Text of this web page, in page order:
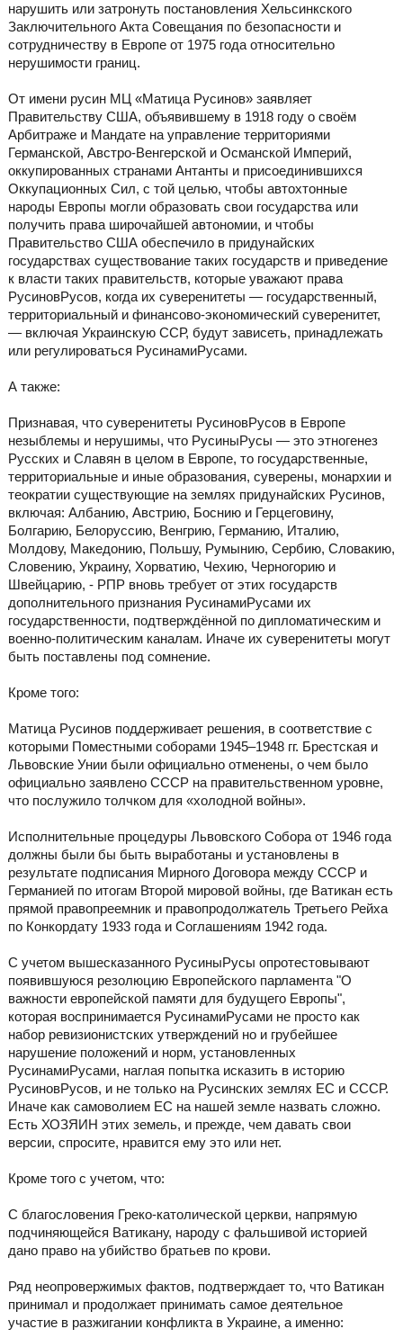
нарушить или затронуть постановления Хельсинкского
Заключительного Акта Совещания по безопасности и
сотрудничеству в Европе от 1975 года относительно
нерушимости границ.
От имени русин МЦ «Матица Русинов» заявляет
Правительству США, объявившему в 1918 году о своём
Арбитраже и Мандате на управление территориями
Германской, Австро-Венгерской и Османской Империй,
оккупированных странами Антанты и присоединившихся
Оккупационных Сил, с той целью, чтобы автохтонные
народы Европы могли образовать свои государства или
получить права широчайшей автономии, и чтобы
Правительство США обеспечило в придунайских
государствах существование таких государств и приведение
к власти таких правительств, которые уважают права
РусиновРусов, когда их суверенитеты — государственный,
территориальный и финансово-экономический суверенитет,
— включая Украинскую ССР, будут зависеть, принадлежать
или регулироваться РусинамиРусами.
А также:
Признавая, что суверенитеты РусиновРусов в Европе
незыблемы и нерушимы, что РусиныРусы — это этногенез
Русских и Славян в целом в Европе, то государственные,
территориальные и иные образования, суверены, монархии и
теократии существующие на землях придунайских Русинов,
включая: Албанию, Австрию, Боснию и Герцеговину,
Болгарию, Белоруссию, Венгрию, Германию, Италию,
Молдову, Македонию, Польшу, Румынию, Сербию, Словакию,
Словению, Украину, Хорватию, Чехию, Черногорию и
Швейцарию, - РПР вновь требует от этих государств
дополнительного признания РусинамиРусами их
государственности, подтверждённой по дипломатическим и
военно-политическим каналам. Иначе их суверенитеты могут
быть поставлены под сомнение.
Кроме того:
Матица Русинов поддерживает решения, в соответствие с
которыми Поместными соборами 1945–1948 гг. Брестская и
Львовские Унии были официально отменены, о чем было
официально заявлено СССР на правительственном уровне,
что послужило толчком для «холодной войны».
Исполнительные процедуры Львовского Собора от 1946 года
должны были бы быть выработаны и установлены в
результате подписания Мирного Договора между СССР и
Германией по итогам Второй мировой войны, где Ватикан есть
прямой правопреемник и правопродолжатель Третьего Рейха
по Конкордату 1933 года и Соглашениям 1942 года.
С учетом вышесказанного РусиныРусы опротестовывают
появившуюся резолюцию Европейского парламента "О
важности европейской памяти для будущего Европы",
которая воспринимается РусинамиРусами не просто как
набор ревизионистских утверждений но и грубейшее
нарушение положений и норм, установленных
РусинамиРусами, наглая попытка исказить в историю
РусиновРусов, и не только на Русинских землях ЕС и СССР.
Иначе как самоволием ЕС на нашей земле назвать сложно.
Есть ХОЗЯИН этих земель, и прежде, чем давать свои
версии, спросите, нравится ему это или нет.
Кроме того с учетом, что:
С благословения Греко-католической церкви, напрямую
подчиняющейся Ватикану, народу с фальшивой историей
дано право на убийство братьев по крови.
Ряд неопровержимых фактов, подтверждает то, что Ватикан
принимал и продолжает принимать самое деятельное
участие в разжигании конфликта в Украине, а именно: